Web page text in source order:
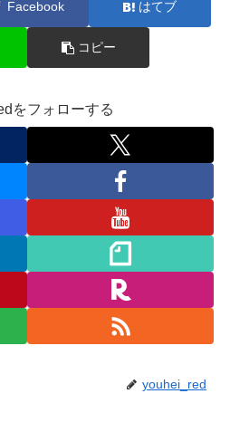
Facebook はてブ
コピー
をフォローする
youhei_red